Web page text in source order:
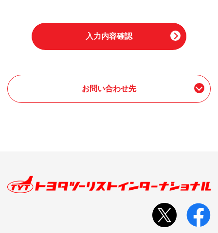
入力内容確認
お問い合わせ先